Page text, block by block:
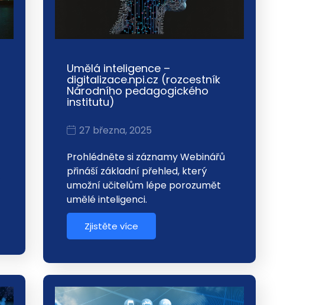
Umělá inteligence –
digitalizace.npi.cz (rozcestník
Národního pedagogického
institutu)
27 března, 2025
Prohlédněte si záznamy Webinářů
přináší základní přehled, který
umožní učitelům lépe porozumět
umělé inteligenci.
Zjistěte více